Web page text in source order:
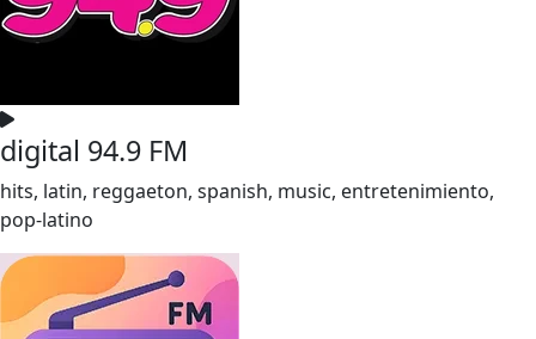
digital 94.9 FM
hits, latin, reggaeton, spanish, music, entretenimiento,
pop-latino